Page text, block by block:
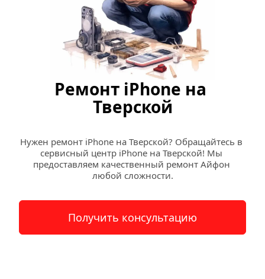
Ремонт iPhone на
Тверской
Нужен ремонт iPhone на Тверской? Обращайтесь в
сервисный центр iPhone на Тверской! Мы
предоставляем качественный ремонт Айфон
любой сложности.
Получить консультацию